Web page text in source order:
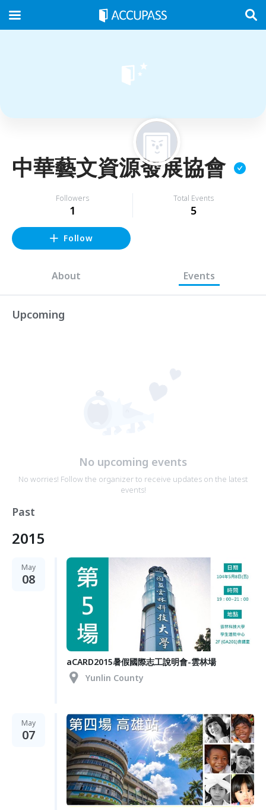
中華藝文資源發展協會
Followers
1
Total Events
5
Follow
About Events
Upcoming
No upcoming events
No worries! Follow the organizer to receive updates on the latest
events!
Past
2015
May
08
aCARD2015暑假國際志工說明會-雲林場
Yunlin County
May
07